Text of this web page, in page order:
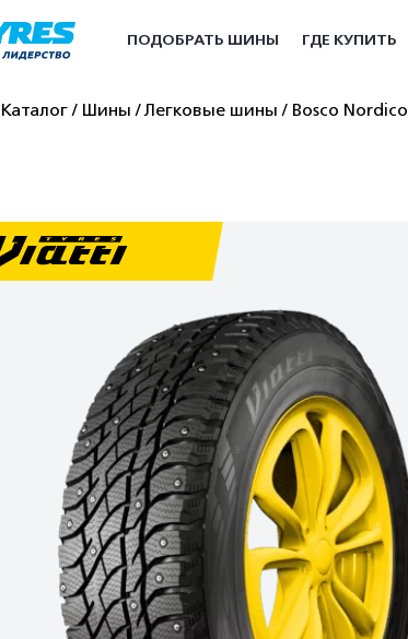
ПОДОБРАТЬ ШИНЫ ГДЕ КУПИТЬ
Каталог Шины Легковые шины Bosco Nordico